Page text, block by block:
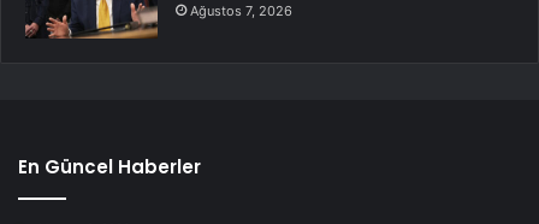
Ağustos 7, 2026
En Güncel Haberler